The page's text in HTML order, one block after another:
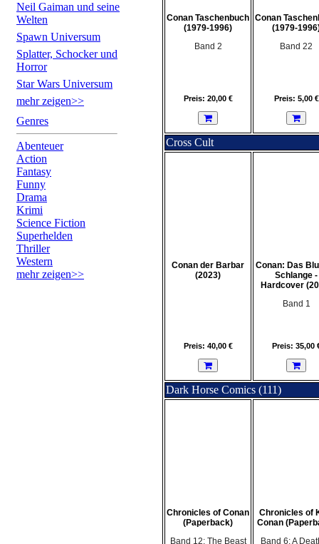
Neil Gaiman und seine
Welten
Spawn Universum
Splatter, Schocker und
Horror
Star Wars Universum
mehr zeigen>>
Genres
Abenteuer
Action
Fantasy
Funny
Drama
Krimi
Science Fiction
Superhelden
Thriller
Western
mehr zeigen>>
Conan Taschenbuch
(1979-1996)
Band 2
Preis: 20,00 €
Conan
(1979-
Band 22
Preis: 5,00 €
Cross Cult
Conan der Barbar
(2023)
Preis: 40,00 €
Conan: Das
Schlange -
Hardcover
Band 1
Preis: 35,00
Dark Horse Comics (111)
Chronicles of Conan
(Paperback)
Band 12: The Beast
Chronicles of
Conan
Band 6: A